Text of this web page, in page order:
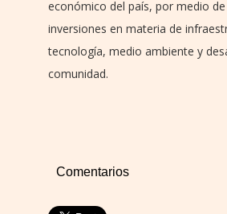
económico del país, por medio
inversiones en materia de
tecnología, medio ambiente y
comunidad.
Comentarios